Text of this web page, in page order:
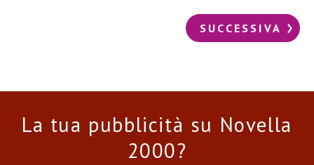
SUCCESSIVA
La tua pubblicità su Novella
2000?